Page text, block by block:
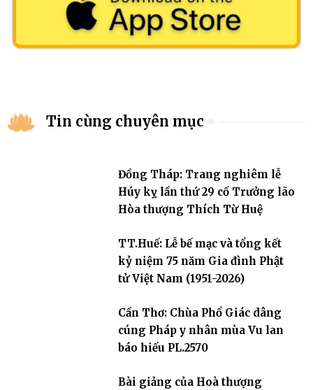
Tin cùng chuyên mục
Đồng Tháp: Trang nghiêm lễ
Húy kỵ lần thứ 29 cố Trưởng lão
Hòa thượng Thích Từ Huệ
TT.Huế: Lễ bế mạc và tổng kết
kỷ niệm 75 năm Gia đình Phật
tử Việt Nam (1951-2026)
Cần Thơ: Chùa Phổ Giác dâng
cúng Pháp y nhân mùa Vu lan
báo hiếu PL.2570
Bài giảng của Hoà thượng